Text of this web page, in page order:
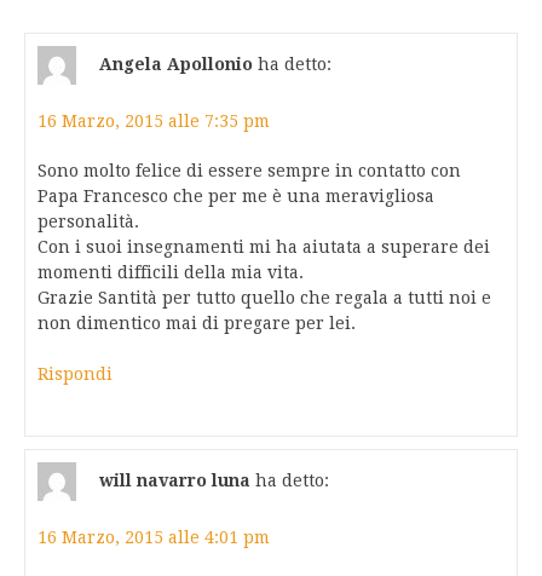
Angela Apollonio ha detto:
16 Marzo, 2015 alle 7:35 pm
Sono molto felice di essere sempre in contatto con
Papa Francesco che per me è una meravigliosa
personalità.
Con i suoi insegnamenti mi ha aiutata a superare dei
momenti difficili della mia vita.
Grazie Santità per tutto quello che regala a tutti noi e
non dimentico mai di pregare per lei.
Rispondi
will navarro luna ha detto:
16 Marzo, 2015 alle 4:01 pm